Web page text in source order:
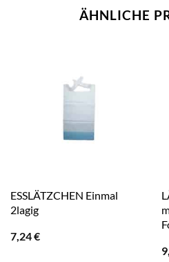
ÄHNLICHE
ESSLÄTZCHEN Einmal
2lagig
7,24€